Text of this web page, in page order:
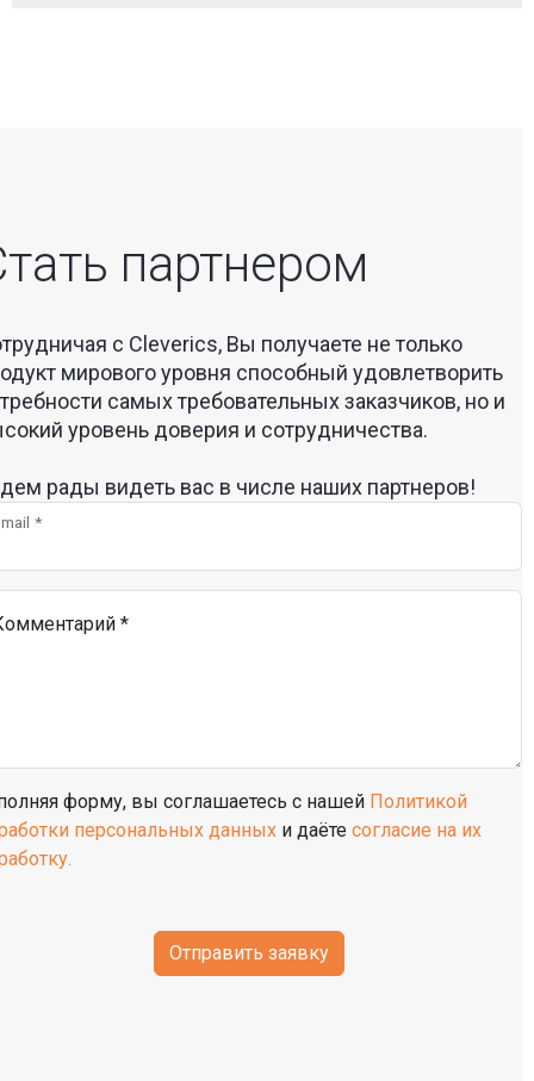
партнером
с Cleverics, Вы получаете не только
мирового уровня способный удовлетворить
самых требовательных заказчиков, но и
уровень доверия и сотрудничества.
рады видеть вас в числе наших партнеров!
*
*
форму, вы соглашаетесь с нашей Политикой
персональных данных и даёте согласие на их
Отправить заявку